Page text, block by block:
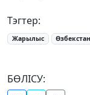
Тэгтер:
Жарылыс Өзбекстан
БӨЛІСУ: